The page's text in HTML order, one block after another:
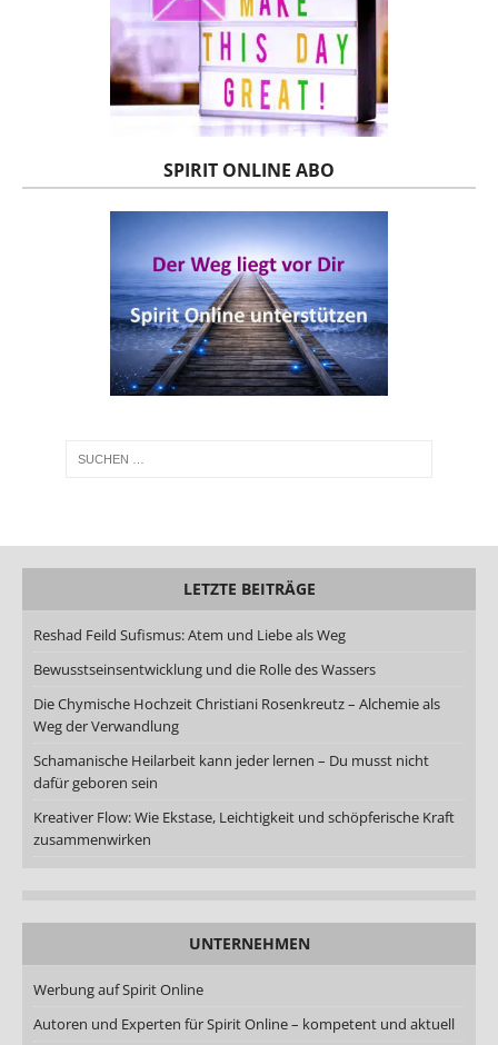
SPIRIT ONLINE ABO
LETZTE BEITRÄGE
Reshad Feild Sufismus: Atem und Liebe als Weg
Bewusstseinsentwicklung und die Rolle des Wassers
Die Chymische Hochzeit Christiani Rosenkreutz – Alchemie als
Weg der Verwandlung
Schamanische Heilarbeit kann jeder lernen – Du musst nicht
dafür geboren sein
Kreativer Flow: Wie Ekstase, Leichtigkeit und schöpferische Kraft
zusammenwirken
UNTERNEHMEN
Werbung auf Spirit Online
Autoren und Experten für Spirit Online – kompetent und aktuell